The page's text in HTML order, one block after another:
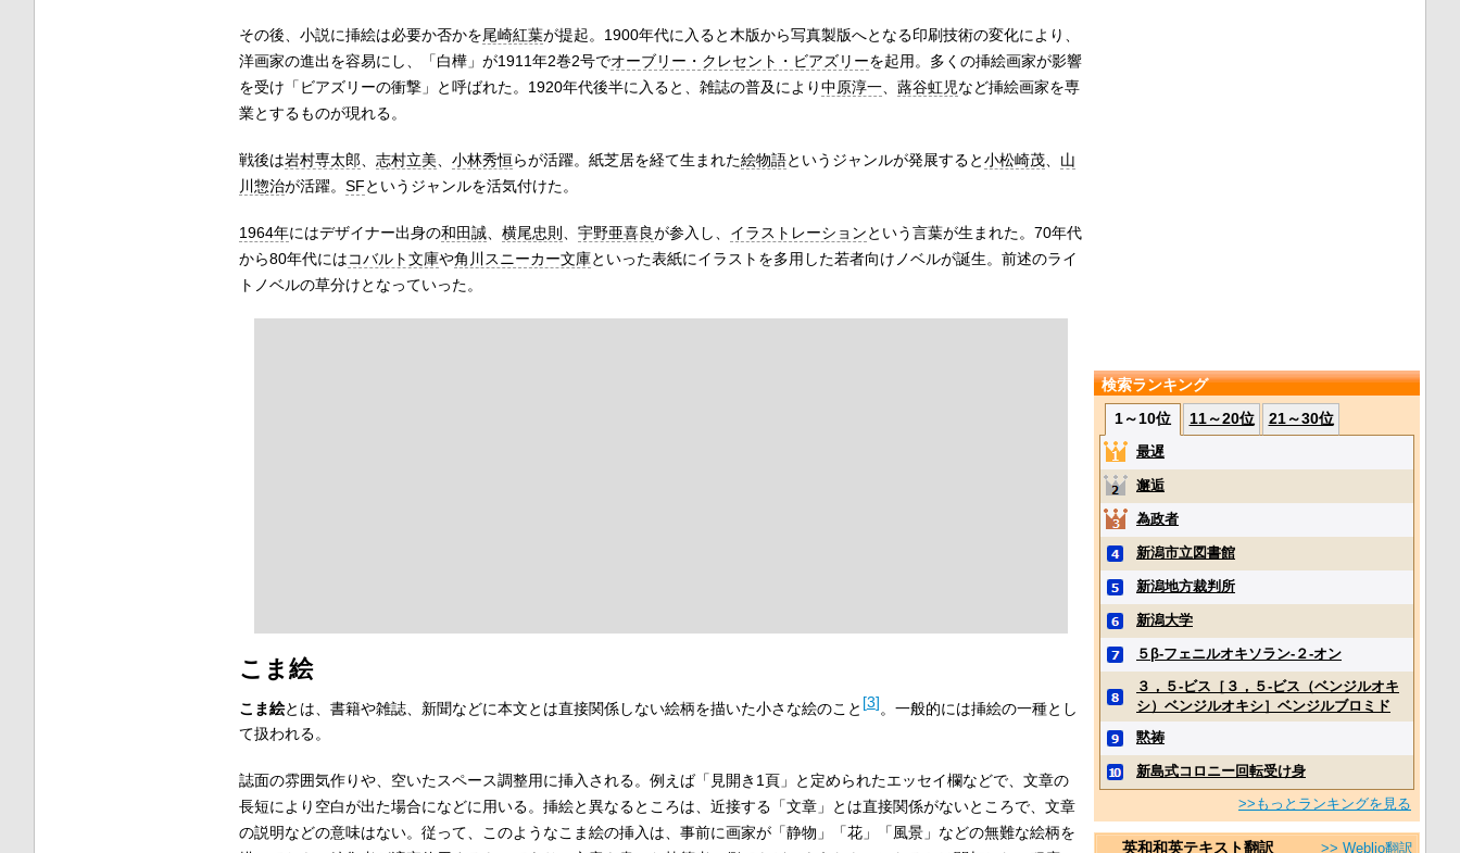
その後、小説に挿絵は必要か否かを尾崎紅葉が提起。1900年代に入ると木版から写真製版へとなる印刷技術の変化により、
洋画家の進出を容易にし、「白樺」が1911年2巻2号でオーブリー・クレセント・ビアズリーを起用。多くの挿絵画家が影響
を受け「ビアズリーの衝撃」と呼ばれた。1920年代後半に入ると、雑誌の普及により中原淳一、 蕗谷虹児など挿絵画家を専
業とするものが現れる。
戦後は岩村専太郎 志村立美 小林秀恒らが活躍。紙芝居を経て生まれた絵物語というジャンルが発展すると小松崎茂、 山
川惣治が活躍。 SFというジャンルを活気付けた。
1964年にはデザイナー出身の和田誠、 横尾忠則 宇野亜喜良が参入し、 イラストレーションという言葉が生まれた。70年代
から80年代にはコバルト文庫や角川スニーカー文庫といった表紙にイラストを多用した若者向けノベルが誕生。前述のライ
トノベルの草分けとなっていった。
こま絵
こま絵とは、書籍や雑誌、新聞などに本文とは直接関係しない絵柄を描いた小さな絵のこと [3]。一般的には挿絵の一種とし
て扱われる。
誌面の雰囲気作りや、空いたスペース調整用に挿入される。例えば「見開き1頁」と定められたエッセイ欄などで、文章の
長短により空白が出た場合になどに用いる。挿絵と異なるところは、近接する「文章」とは直接関係がないところで、文章
の説明などの意味はない。従って、このようなこま絵の挿入は、事前に画家が「静物」「花」「風景」などの無難な絵柄を
検索ランキング
1～10位
11～20位 21～30位
最遅
邂逅
為政者
新潟市立図書館
新潟地方裁判所
新潟大学
５β‐フェニルオキソラン‐２‐オン
３，５‐ビス［３，５‐ビス（ベンジルオキ
シ）ベンジルオキシ］ベンジルブロミド
黙祷
新島式コロニー回転受け身
>>もっとランキングを見る
英和和英テキスト翻訳 >> Weblio翻訳